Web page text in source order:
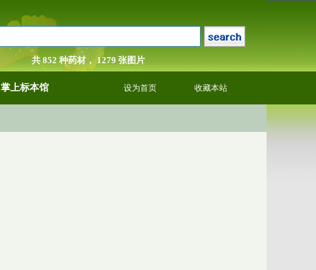
共 852 种药材， 1279 张图片
掌上标本馆 设为首页 收藏本站